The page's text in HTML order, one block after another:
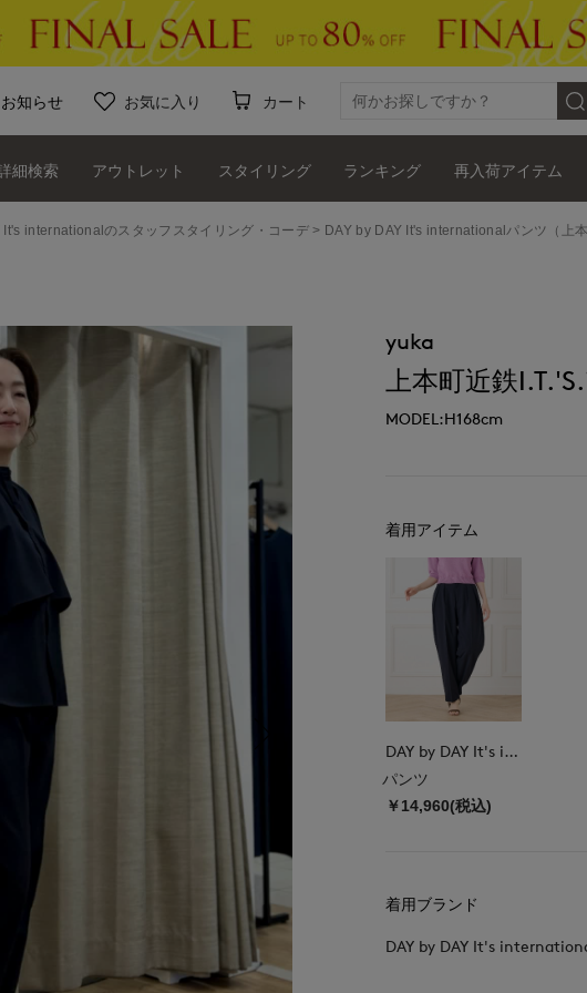
お知らせ お気に入り カート
細検索 アウトレット スタイリング ランキング 再入荷アイテム
It's internationalのスタッフスタイリング・コーデ DAY by DAY It's internationalパンツ（上
yuka
上本町近鉄
MODEL:H168cm
着用アイテム
DAY by DAY It's international
パンツ
￥14,960(税込)
着用ブランド
DAY by DAY It's